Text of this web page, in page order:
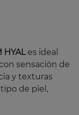
HYALes ideal
sensación de
y texturas
de piel,